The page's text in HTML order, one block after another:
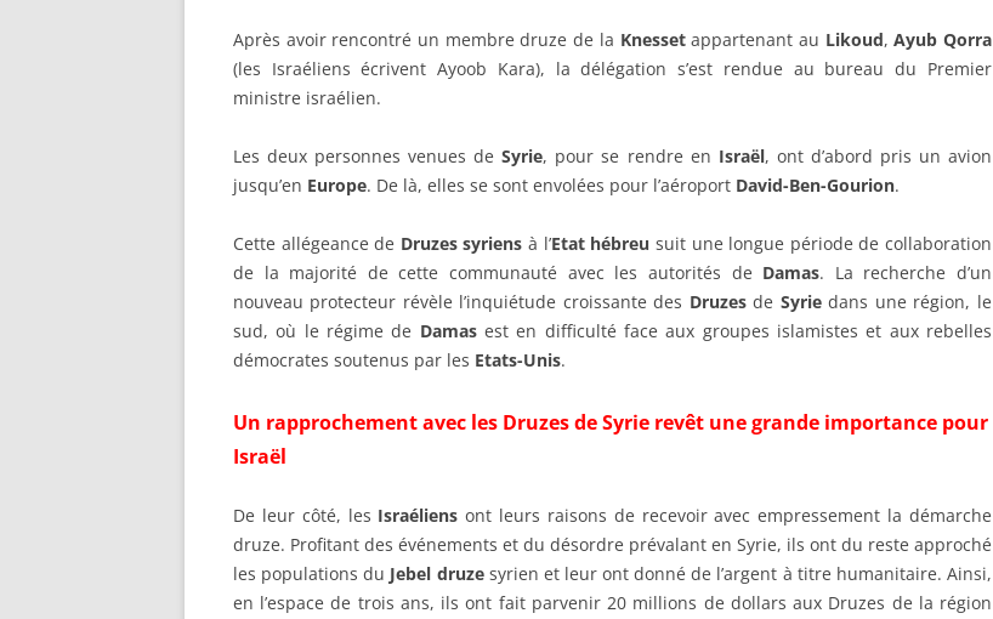
Après avoir rencontré un membre druze de la Knessetappartenant au Likoud,Ayub Qorra
(les Israéliens écrivent Ayoob Kara), la délégation s’est rendue au bureau du Premier
ministre israélien.
Les deux personnes venues deSyrie, pour se rendre en Israël, ont d’abord pris un avion
jusqu’en Europe. De là, elles se sont envolées pour l’aéroport David-Ben-Gourion.
Cette allégeance de Druzes syriens à l’Etat hébreu suit une longue période de collaboration
de la majorité de cette communauté avec les autorités de Damas. La recherche d’un
nouveau protecteur révèle l’inquiétude croissante des Druzes de Syrie dans une région, le
sud, où le régime de Damasest en difficulté face aux groupes islamistes et aux rebelles
démocrates soutenus par les Etats-Unis.
Un rapprochement avec les Druzes de Syrie revêt une grande importance pour
Israël
De leur côté, les Israéliens ont leurs raisons de recevoir avec empressement la démarche
druze. Profitant des événements et du désordre prévalant en Syrie, ils ont du reste approché
les populations du Jebel druzesyrien et leur ont donné de l’argent à titre humanitaire. Ainsi,
en l’espace de trois ans, ils ont fait parvenir 20 millions de dollars aux Druzes de la région